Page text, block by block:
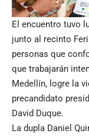
El encuentro tuvo
junto al recinto
personas que
que trabajarán
Medellín, logre la
precandidato
David Duque.
La dupla Daniel